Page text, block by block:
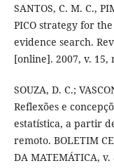
SANTOS, C. M. C.,
PICO strategy for
evidence search.
[online]. 2007, v. 15,
SOUZA, D. C.;
Reflexões e
estatística, a partir
remoto. BOLETIM
DA MATEMÁTICA,